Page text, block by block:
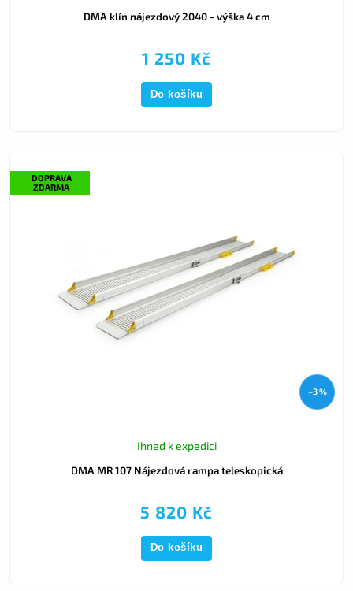
DMA klín nájezdový 2040 - výška 4 cm
1 250 Kč
Do košíku
DOPRAVA
ZDARMA
–3 %
DMA MR 107 Nájezdová rampa teleskopická
Ihned k expedici
5 820 Kč
Do košíku